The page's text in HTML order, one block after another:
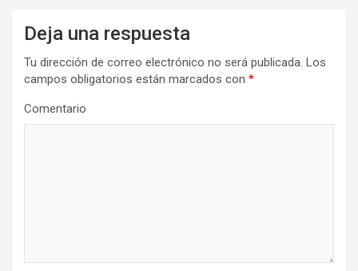
Deja una respuesta
Tu dirección de correo electrónico no será publicada. Los
campos obligatorios están marcados con *
Comentario